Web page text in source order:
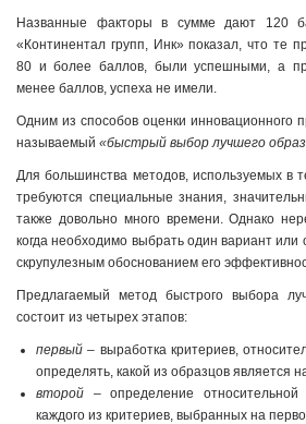
Названные факторы в сумме дают 120
«Континентал групп, Инк» показал, что те
80 и более баллов, были успешными, а
менее баллов, успеха не имели.
Одним из способов оценки инновационного
называемый «быстрый выбор лучшего
Для большинства методов, используемых в
требуются специальные знания,
также довольно много времени. Однако
когда необходимо выбрать один вариант или
скрупулезным обоснованием его
Предлагаемый метод быстрого выбора
состоит из четырех этапов:
первый – выработка критериев,
определять, какой из образцов является
второй – определение относительной
каждого из критериев, выбранных на